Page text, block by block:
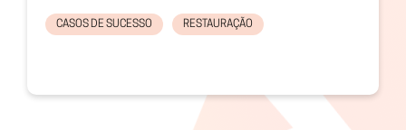
CASOS DE SUCESSO RESTAURAÇÃO